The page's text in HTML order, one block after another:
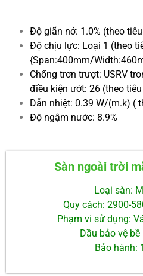
Độ giãn nở: 1.0% (theo
Độ chịu lực: Loại 1 (theo
{Span:400mm/
Chống trơn trượt: USRV
điều kiện ướt: 26 (theo
Dẫn nhiệt: 0.39 W/(m.k) (
Độ ngậm nước: 8.9%
Sàn ngoài trời
Loại sàn:
Quy cách: 2900-
Phạm vi sử dụng:
Dầu bảo vệ
Bảo hành: